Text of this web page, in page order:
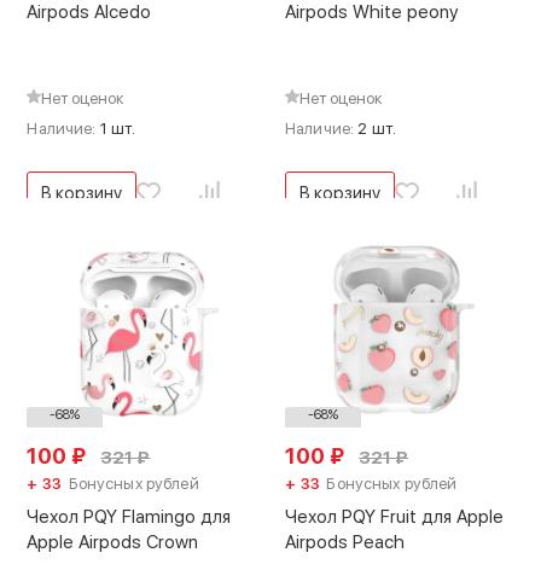
Airpods Alcedo
Нет оценок
Наличие: 1 шт.
В корзину
Airpods White peony
Нет оценок
Наличие:2 шт.
В корзину
-68%
100 ₽ 321₽
+ 33 Бонусных рублей
Чехол PQY Flamingo для
Apple Airpods Crown
-68%
100 ₽ 321₽
+ 33 Бонусных рублей
Чехол PQY Fruit для Apple
Airpods Peach